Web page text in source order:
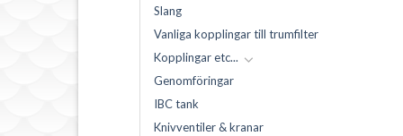
Slang
Vanliga kopplingar till trumfilter
Kopplingar etc...
Genomföringar
IBC tank
Knivventiler & kranar
0 i lager men kan
restnoteras
restnoteras